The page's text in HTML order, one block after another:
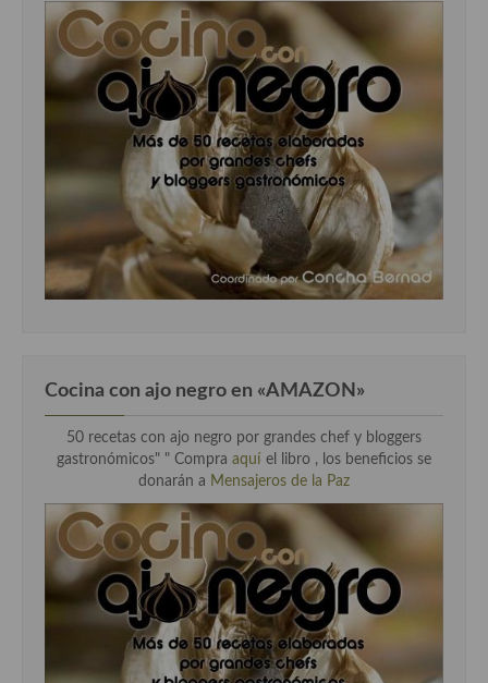
Cocina con ajo negro en «AMAZON»
50 recetas con ajo negro por grandes chef y bloggers
gastronómicos" " Compra aquí el libro , los beneficios se
donarán a Mensajeros de la Paz